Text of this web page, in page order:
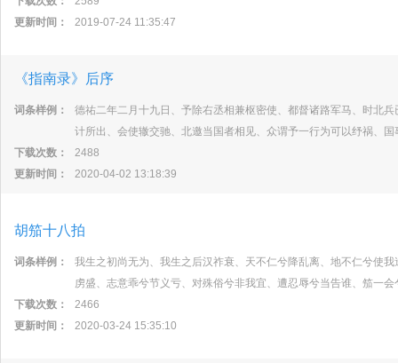
更新时间：
2019-07-24 11:35:47
《指南录》后序
词条样例：
德祐二年二月十九日、予除右丞相兼枢密使、都督诸路军马、时北
计所出、会使辙交驰、北邀当国者相见、众谓予一行为可以纾祸、
下载次数：
2488
更新时间：
2020-04-02 13:18:39
胡笳十八拍
词条样例：
我生之初尚无为、我生之后汉祚衰、天不仁兮降乱离、地不仁兮使
虏盛、志意乖兮节义亏、对殊俗兮非我宜、遭忍辱兮当告谁、笳一
下载次数：
2466
更新时间：
2020-03-24 15:35:10